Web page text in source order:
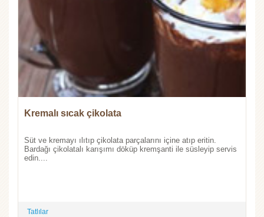
Kremalı sıcak çikolata
Süt ve kremayı ılıtıp çikolata parçalarını içine atıp eritin.
Bardağı çikolatalı karışımı döküp kremşanti ile süsleyip servis
edin....
Tatlılar